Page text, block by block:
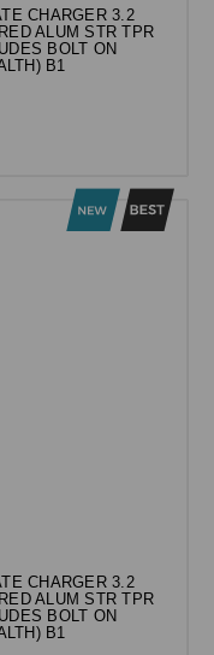
CHARGER 3.2
ALUM STR TPR
BOLT ON
B1
CHARGER 3.2
ALUM STR TPR
BOLT ON
B1